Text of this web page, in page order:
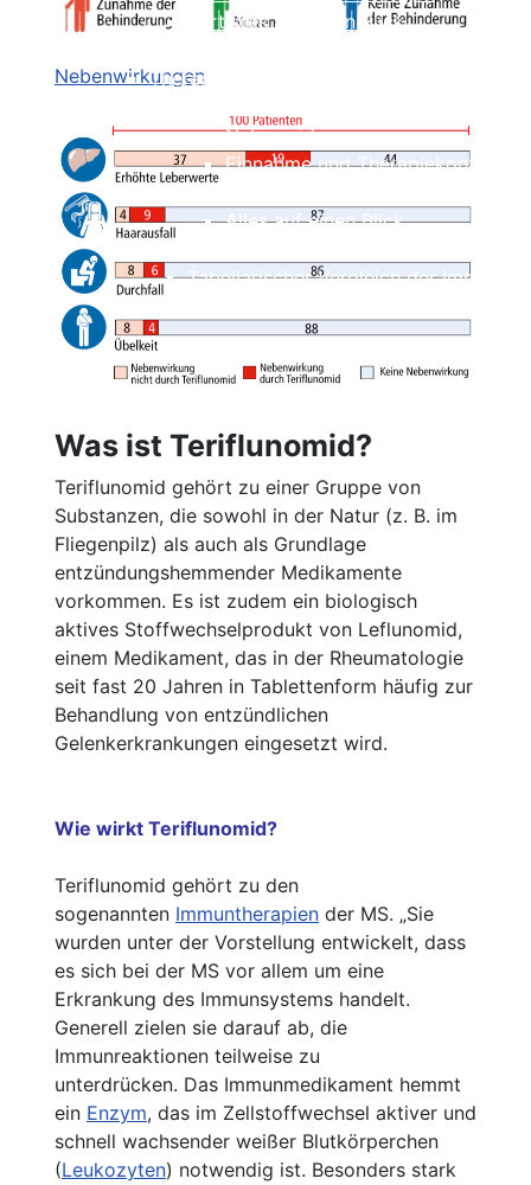
Alles auf einen Blick
Nebenwirkungen
Einnahme und Therapiekontrolle
Alles auf einen Blick
Tabellarischer Vergleich der
Kortison
Therapien in Zulassungsstudien
Nebenwirkungen
Was ist Teriflunomid?
Teriflunomid gehört zu einer Gruppe von
Substanzen, die sowohl in der Natur (z. B. im
Fliegenpilz) als auch als Grundlage
entzündungshemmender Medikamente
vorkommen. Es ist zudem ein biologisch
aktives Stoffwechselprodukt von Leflunomid,
einem Medikament, das in der Rheumatologie
seit fast 20 Jahren in Tablettenform häufig zur
Behandlung von entzündlichen
Gelenkerkrankungen eingesetzt wird.
Wie wirkt Teriflunomid?
Teriflunomid gehört zu den
sogenannten Immuntherapien der MS. „Sie
wurden unter der Vorstellung entwickelt, dass
es sich bei der MS vor allem um eine
Erkrankung des Immunsystems handelt.
Generell zielen sie darauf ab, die
Immunreaktionen teilweise zu
unterdrücken. Das Immunmedikament hemmt
ein Enzym, das im Zellstoffwechsel aktiver und
schnell wachsender weißer Blutkörperchen
(Leukozyten) notwendig ist. Besonders stark